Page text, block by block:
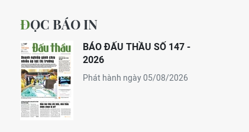
ĐỌC BÁO IN
BÁO ĐẤU THẦU SỐ 147 -
2026
Phát hành ngày 05/08/2026